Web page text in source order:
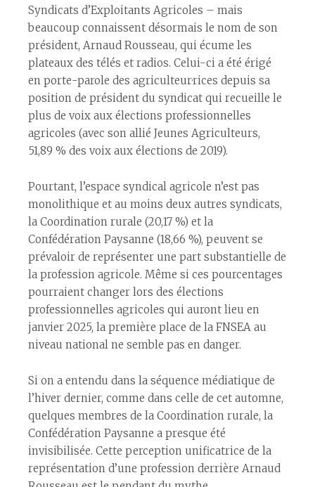
Syndicats d’Exploitants Agricoles – mais
beaucoup connaissent désormais le nom de son
président, Arnaud Rousseau, qui écume les
plateaux des télés et radios. Celui-ci a été érigé
en porte-parole des agriculteur·rices depuis sa
position de président du syndicat qui recueille le
plus de voix aux élections professionnelles
agricoles (avec son allié Jeunes Agriculteurs,
51,89 % des voix aux élections de 2019).
Pourtant, l’espace syndical agricole n’est pas
monolithique et au moins deux autres syndicats,
la Coordination rurale (20,17 %) et la
Confédération Paysanne (18,66 %), peuvent se
prévaloir de représenter une part substantielle de
la profession agricole. Même si ces pourcentages
pourraient changer lors des élections
professionnelles agricoles qui auront lieu en
janvier 2025, la première place de la FNSEA au
niveau national ne semble pas en danger.
Si on a entendu dans la séquence médiatique de
l’hiver dernier, comme dans celle de cet automne,
quelques membres de la Coordination rurale, la
Confédération Paysanne a presque été
invisibilisée. Cette perception unificatrice de la
représentation d’une profession derrière Arnaud